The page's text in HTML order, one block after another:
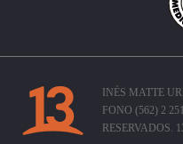
INÉS MATTE
FONO (562) 2
RESERVADOS.